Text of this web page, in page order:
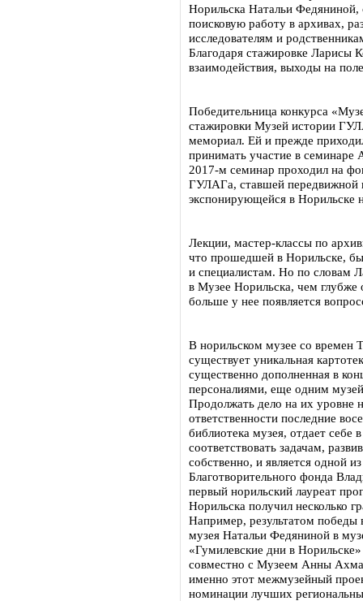
Норильска Натальи
поисковую работу в архивах,
исследователям и
Благодаря стажировке Ларисы
взаимодействия, выходы на
Победительница конкурса
стажировки Музей истории
мемориал. Ей и прежде
принимать участие в семинаре
2017-м семинар проходил на
ГУЛАГа, ставшей передвижной
экспонирующейся в Норильске
Лекции, мастер-классы по
что прошедшей в Норильске,
и специалистам. Но по словам
в Музее Норильска, чем глубже
больше у нее появляется
В норильском музее со времен
существует уникальная
существенно дополненная в
персоналиями, еще одним
Продолжать дело на их уровне
ответственности последние
библиотека музея, отдает себе
соответствовать задачам,
собственно, и является одной
Благотворительного фонда
первый норильский лауреат
Норильска получил несколько
Например, результатом победы
музея Натальи Федяниной в
«Гумилевские дни в
совместно с Музеем Анны
именно этот межмузейный
номинации лучших